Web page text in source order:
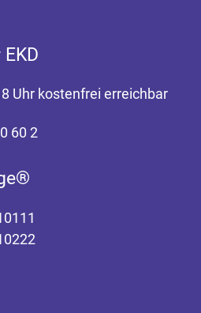
Uhr kostenfrei erreichbar
60 2